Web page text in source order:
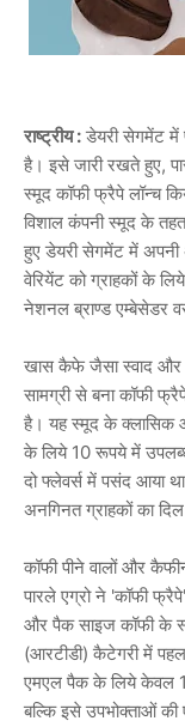
राष्‍ट्रीय : डेयरी सेगमेंट में
है। इसे जारी रखते हुए,
स्‍मूद कॉफी फ्रैपे लॉन्‍च
विशाल कंपनी स्‍मूद के
हुए डेयरी सेगमेंट में अपनी
वेरियेंट को ग्राहकों के
नेशनल ब्राण्‍ड एम्‍बेसेडर
खास कैफे जैसा स्‍वाद और
सामग्री से बना कॉफी
है। यह स्‍मूद के क्‍लासिक
के लिये 10 रूपये में
दो फ्‍लेवर्स में पसंद आया
अ‍नगिनत ग्राहकों का दिल
कॉफी पीने वालों और
पारले एग्रो ने 'कॉफी
और पैक साइज कॉफी के
(आरटीडी) कैटेगरी में
एमएल पैक के लिये केवल
बल्कि इसे उपभोक्‍ताओं